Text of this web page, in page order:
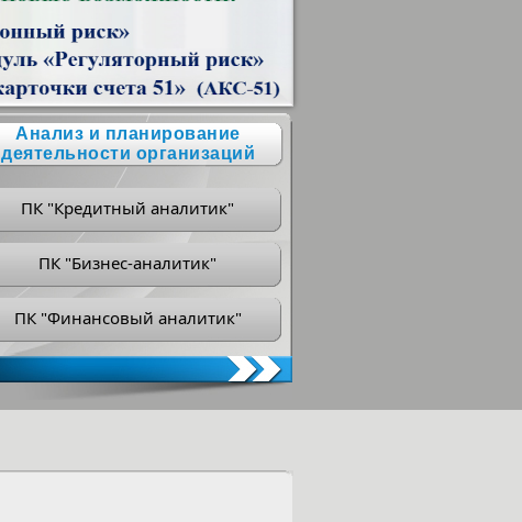
Анализ и планирование
деятельности организаций
ПК "Кредитный аналитик"
ПК "Бизнес-аналитик"
ПК "Финансовый аналитик"